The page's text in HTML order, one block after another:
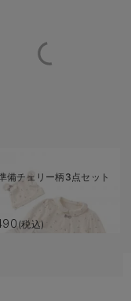
備チェリー柄3点セット
(税込)